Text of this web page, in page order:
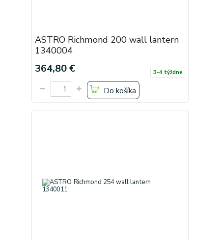
ASTRO Richmond 200 wall lantern
1340004
364,80 € 3-4 týždne
Do košíka